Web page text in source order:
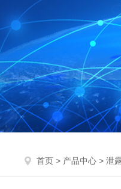
首页 > 产品中心 > 泄